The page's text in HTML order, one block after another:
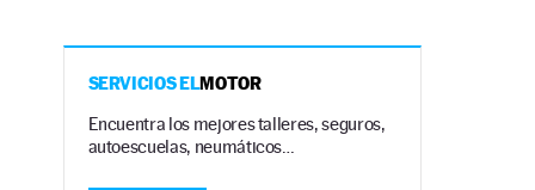
SERVICIOS ELMOTOR
Encuentra los mejores talleres, seguros,
autoescuelas, neumáticos…